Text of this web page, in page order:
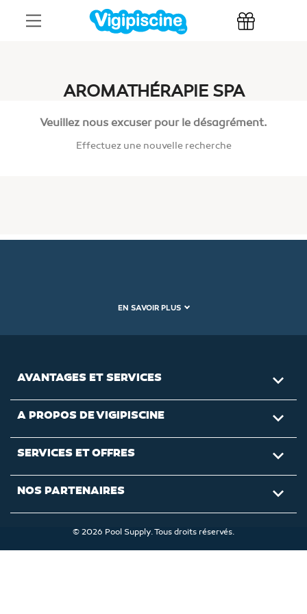
AROMATHÉRAPIE SPA
Veuillez nous excuser pour le désagrément.
Effectuez une nouvelle recherche
EN SAVOIR PLUS
AVANTAGES ET SERVICES 
A PROPOS DE VIGIPISCINE 
SERVICES ET OFFRES 
NOS PARTENAIRES 
© 2026 Pool Supply. Tous droits réservés.